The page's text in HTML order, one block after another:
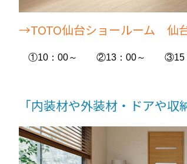
→TOTO仙台ショールーム 仙
①10：00～ ②13：00～ ③15
「内装材や外装材・ドアや